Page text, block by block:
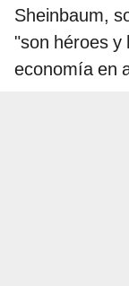
Sheinbaum,
"son héroes y
economía en